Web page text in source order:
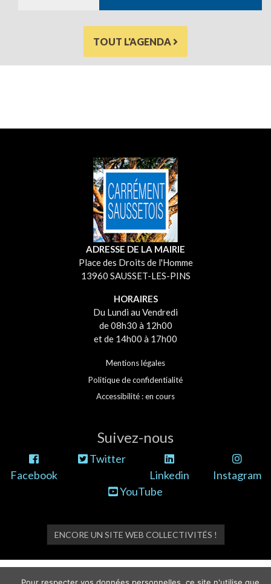
TOUT L'AGENDA
ADRESSE DE LA MAIRIE
Place des Droits de l'Homme
13960 SAUSSET-LES-PINS
HORAIRES
Du Lundi au Vendredi
de 08h30 à 12h00
et de 14h00 à 17h00
Mentions légales
Politique de confidentialité
Accessibilité : en cours
Suivez-nous
Facebook
Twitter
Linkedin
Instagram
YouTube
ENCORE UN SITE WEB COLLECTIVITÉS !